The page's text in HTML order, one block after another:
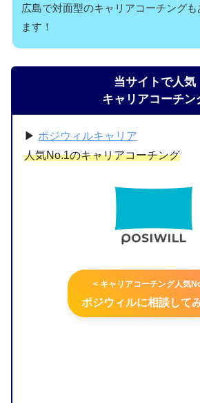
広島で対面型のキャリアコーチングも
ます！
当サイトで人気
キャリアコーチン
▶︎ ポジウィルキャリア
人気No.1のキャリアコーチング
< キャリアコーチング人気
ポジウィルに相談して